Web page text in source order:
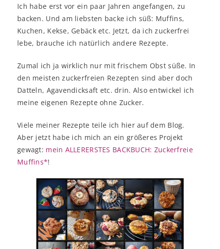
Ich habe erst vor ein paar Jahren angefangen, zu
backen. Und am liebsten backe ich süß: Muffins,
Kuchen, Kekse, Gebäck etc. Jetzt, da ich zuckerfrei
lebe, brauche ich natürlich andere Rezepte.
Zumal ich ja wirklich nur mit frischem Obst süße. In
den meisten zuckerfreien Rezepten sind aber doch
Datteln, Agavendicksaft etc. drin. Also entwickel ich
meine eigenen Rezepte ohne Zucker.
Viele meiner Rezepte teile ich hier auf dem Blog.
Aber jetzt habe ich mich an ein größeres Projekt
gewagt: mein ALLERERSTES BACKBUCH: Zuckerfreie
Muffins*!